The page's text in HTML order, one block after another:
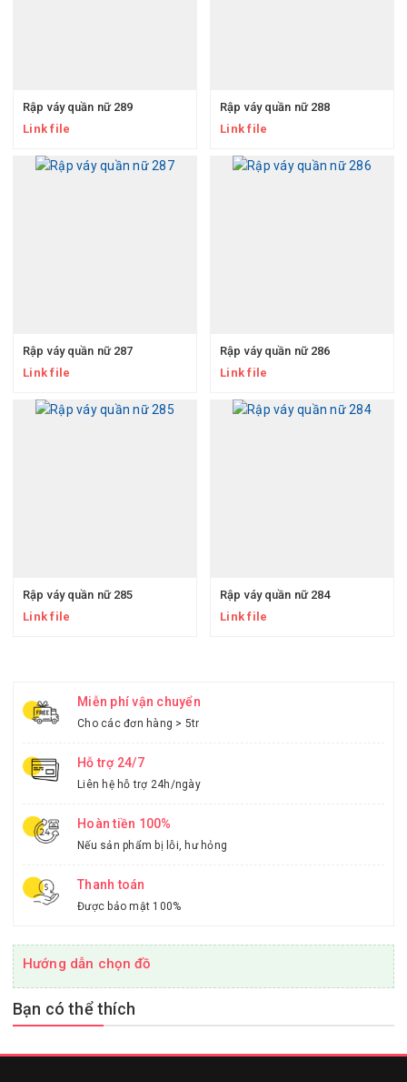
Rập váy quần nữ 289
Link file
Rập váy quần nữ 288
Link file
Rập váy quần nữ 287
Link file
Rập váy quần nữ 286
Link file
Rập váy quần nữ 285
Link file
Rập váy quần nữ 284
Link file
Miễn phí vận chuyển
Cho các đơn hàng > 5tr
Hỗ trợ 24/7
Liên hệ hỗ trợ 24h/ngày
Hoàn tiền 100%
Nếu sản phẩm bị lỗi, hư hỏng
Thanh toán
Được bảo mật 100%
Hướng dẫn chọn đồ
Bạn có thể thích